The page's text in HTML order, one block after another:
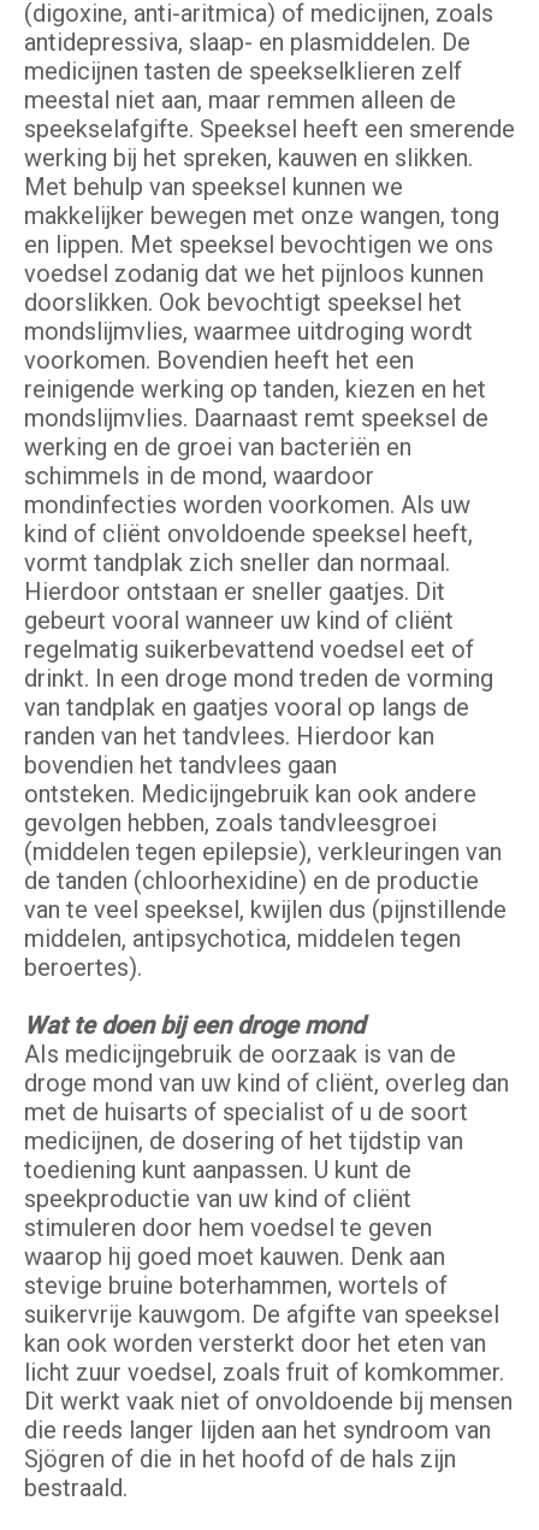
(digoxine, anti-aritmica) of medicijnen, zoals
antidepressiva, slaap- en plasmiddelen. De
medicijnen tasten de speekselklieren zelf
meestal niet aan, maar remmen alleen de
speekselafgifte. Speeksel heeft een smerende
werking bij het spreken, kauwen en slikken.
Met behulp van speeksel kunnen we
makkelijker bewegen met onze wangen, tong
en lippen. Met speeksel bevochtigen we ons
voedsel zodanig dat we het pijnloos kunnen
doorslikken. Ook bevochtigt speeksel het
mondslijmvlies, waarmee uitdroging wordt
voorkomen. Bovendien heeft het een
reinigende werking op tanden, kiezen en het
mondslijmvlies. Daarnaast remt speeksel de
werking en de groei van bacteriën en
schimmels in de mond, waardoor
mondinfecties worden voorkomen. Als uw
kind of cliënt onvoldoende speeksel heeft,
vormt tandplak zich sneller dan normaal.
Hierdoor ontstaan er sneller gaatjes. Dit
gebeurt vooral wanneer uw kind of cliënt
regelmatig suikerbevattend voedsel eet of
drinkt. In een droge mond treden de vorming
van tandplak en gaatjes vooral op langs de
randen van het tandvlees. Hierdoor kan
bovendien het tandvlees gaan
ontsteken. Medicijngebruik kan ook andere
gevolgen hebben, zoals tandvleesgroei
(middelen tegen epilepsie), verkleuringen van
de tanden (chloorhexidine) en de productie
van te veel speeksel, kwijlen dus (pijnstillende
middelen, antipsychotica, middelen tegen
beroertes).
Wat te doen bij een droge mond
AIs medicijngebruik de oorzaak is van de
droge mond van uw kind of cliënt, overleg dan
met de huisarts of specialist of u de soort
medicijnen, de dosering of het tijdstip van
toediening kunt aanpassen. U kunt de
speekproductie van uw kind of cliënt
stimuleren door hem voedsel te geven
waarop hij goed moet kauwen. Denk aan
stevige bruine boterhammen, wortels of
suikervrije kauwgom. De afgifte van speeksel
kan ook worden versterkt door het eten van
licht zuur voedsel, zoals fruit of komkommer.
Dit werkt vaak niet of onvoldoende bij mensen
die reeds langer lijden aan het syndroom van
Sjögren of die in het hoofd of de hals zijn
bestraald.